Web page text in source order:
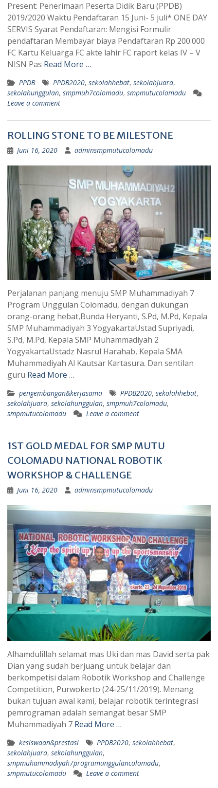
Present: Penerimaan Peserta Didik Baru (PPDB)
2019/2020 Waktu Pendaftaran 15 Juni- 5 juli* ONE DAY
SERVIS Syarat Pendaftaran: Mengisi Formulir
pendaftaran Membayar biaya Pendaftaran Rp 200.000
FC Kartu Keluarga FC akte lahir FC raport kelas IV – V
NISN Pas Read More …
PPDB PPDB2020, sekolahhebat, sekolahjuara,
sekolahunggulan, smpmuh7colomadu, smpmutucolomadu
Leave a comment
ROLLING STONE TO BE MILESTONE
Juni 16, 2020 adminsmpmutucolomadu
Perjalanan panjang menuju SMP Muhammadiyah 7
Program Unggulan Colomadu, dengan dukungan
orang-orang hebat,Bunda Heryanti, S.Pd, M.Pd, Kepala
SMP Muhammadiyah 3 YogyakartaUstad Supriyadi,
S.Pd, M.Pd, Kepala SMP Muhammadiyah 2
YogyakartaUstadz Nasrul Harahab, Kepala SMA
Muhammadiyah Al Kautsar Kartasura. Dan sentilan
guru Read More …
pengembangan&kerjasama PPDB2020, sekolahhebat,
sekolahjuara, sekolahunggulan, smpmuh7colomadu,
smpmutucolomadu
Leave a comment
1ST GOLD MEDAL FOR SMP MUTU
COLOMADU NATIONAL ROBOTIK
WORKSHOP & CHALLENGE
Juni 16, 2020 adminsmpmutucolomadu
Alhamdulillah selamat mas Uki dan mas David serta pak
Dian yang sudah berjuang untuk belajar dan
berkompetisi dalam Robotik Workshop and Challenge
Competition, Purwokerto (24-25/11/2019). Menang
bukan tujuan awal kami, belajar robotik terintegrasi
pemrograman adalah semangat besar SMP
Muhammadiyah 7 Read More …
kesiswaan&prestasi PPDB2020, sekolahhebat,
sekolahjuara, sekolahunggulan,
smpmuhammadiyah7programunggulancolomadu,
smpmutucolomadu
Leave a comment